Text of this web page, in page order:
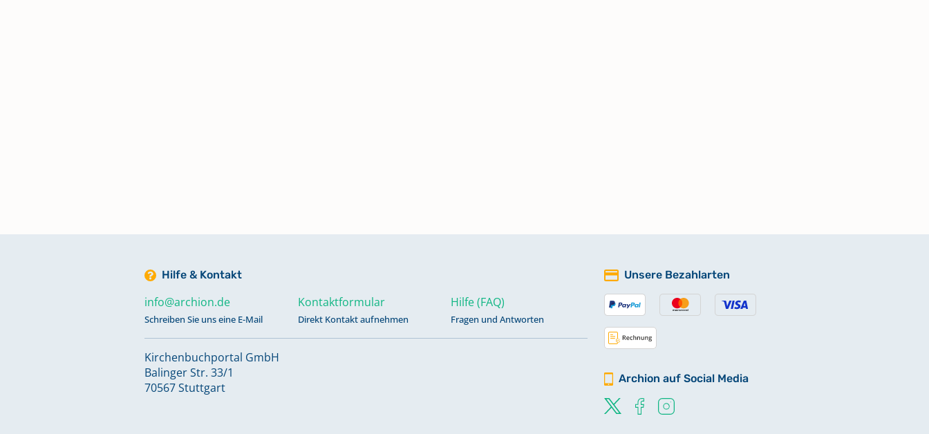
Hilfe & Kontakt
info@archion.de
Schreiben Sie uns eine E-Mail
Kontaktformular
Direkt Kontakt aufnehmen
Hilfe (FAQ)
Fragen und Antworten
Kirchenbuchportal GmbH
Balinger Str. 33/1
70567 Stuttgart
Unsere Bezahlarten
Archion auf Social Media